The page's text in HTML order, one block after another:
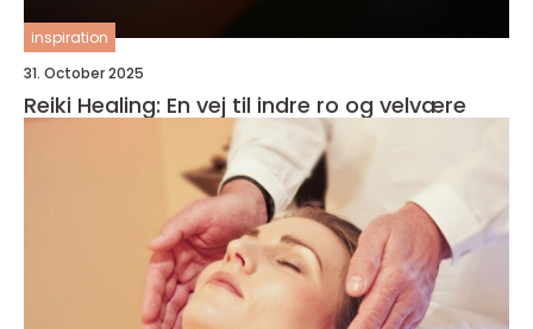
inspiration
31. October 2025
Reiki Healing: En vej til indre ro og velvære